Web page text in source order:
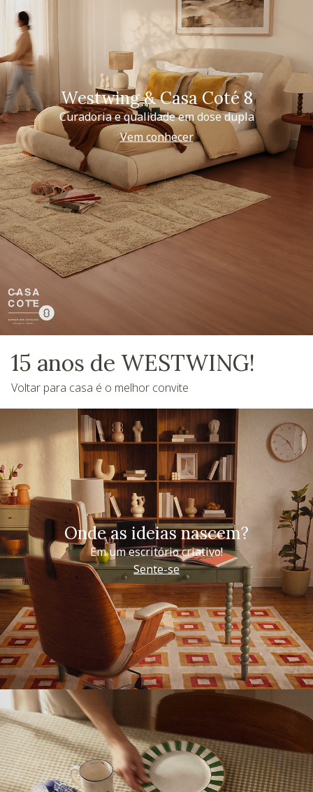
Westwing & Casa Coté 8
Curadoria e qualidade em dose dupla
Vem conhecer
15 anos de WESTWING!
Voltar para casa é o melhor convite
Onde as ideias nascem?
Em um escritório criativo!
Sente-se